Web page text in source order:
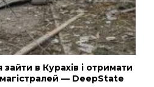
в Курахів і отримати
— DeepState